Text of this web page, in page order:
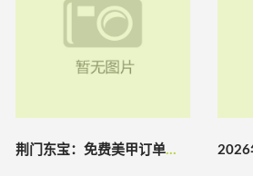
荆门东宝：免费美甲订单培训为宝妈开辟“指